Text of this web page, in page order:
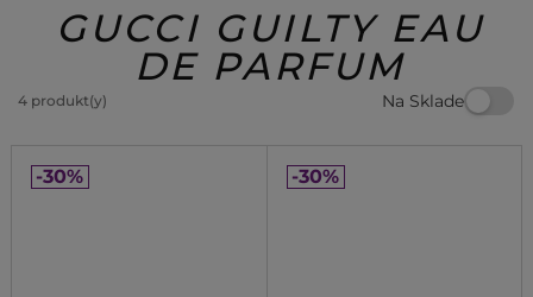
Beauty
GUCCI GUILTY EAU
DE PARFUM
4 produkt(y) Na Sklade
-30% -30%